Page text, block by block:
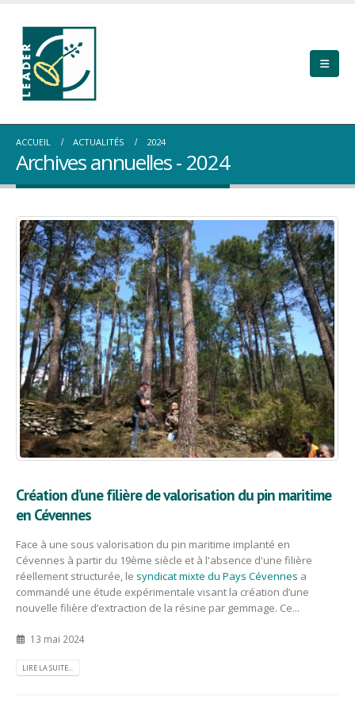
ACCUEIL ACTUALITÉS 2024
Archives annuelles - 2024
Création d’une filière de valorisation du pin maritime
en Cévennes
Face à une sous valorisation du pin maritime implanté en
Cévennes à partir du 19ème siècle et à l'absence d'une filière
réellement structurée, le syndicat mixte du Pays Cévennes a
commandé une étude expérimentale visant la création d’une
nouvelle filière d’extraction de la résine par gemmage. Ce...
13 mai 2024
LIRE LA SUITE...